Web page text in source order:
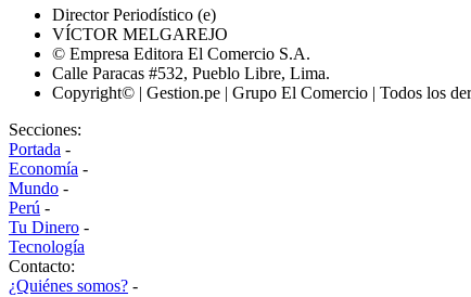
Director Periodístico (e)
VÍCTOR MELGAREJO
© Empresa Editora El Comercio S.A.
Calle Paracas #532, Pueblo Libre, Lima.
Copyright© | Gestion.pe | Grupo El Comercio | Todos los
Secciones:
Portada -
Economía -
Mundo -
Perú -
Tu Dinero -
Tecnología
Contacto:
¿Quiénes somos? -